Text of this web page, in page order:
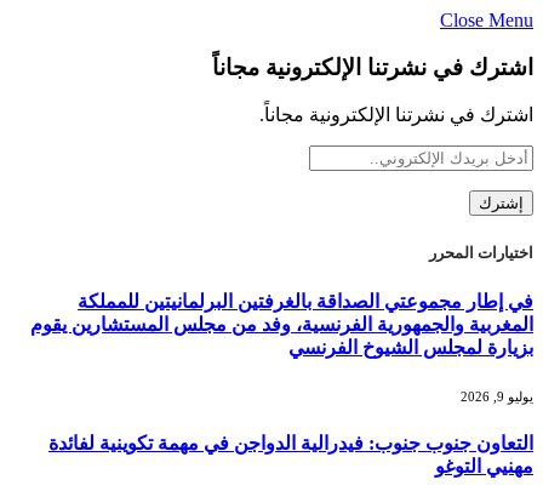
Close Menu
اشترك في نشرتنا الإلكترونية مجاناً
اشترك في نشرتنا الإلكترونية مجاناً.
اختيارات المحرر
في إطار مجموعتي الصداقة بالغرفتين البرلمانيتين للمملكة
المغربية والجمهورية الفرنسية، وفد من مجلس المستشارين يقوم
بزيارة لمجلس الشيوخ الفرنسي
يوليو 9, 2026
التعاون جنوب جنوب: فيدرالية الدواجن في مهمة تكوينية لفائدة
مهنيي التوغو